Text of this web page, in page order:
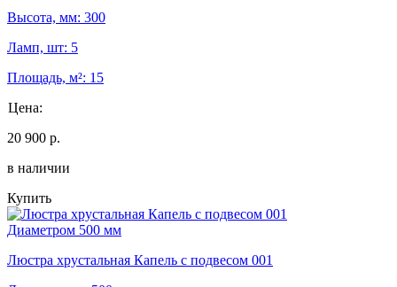
Высота, мм: 300
Ламп, шт: 5
Площадь, м²: 15
Цена:
20 900 р.
в наличии
Купить
Диаметром 500 мм
Люстра хрустальная Капель с подвесом 001